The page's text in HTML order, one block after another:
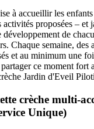
à accueillir les
proposées – et
de
Chaque semaine, des
et au minimum une
ce moment fort
Jardin d'Eveil
crèche multi-
Unique)